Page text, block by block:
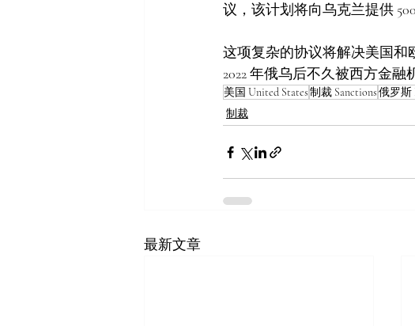
议，该计划将向乌克兰提供
这项复杂的协议将解决美国和
2022 年俄乌后不久被西方金融
美国 United States制裁 Sanctions俄罗斯
制裁
最新文章